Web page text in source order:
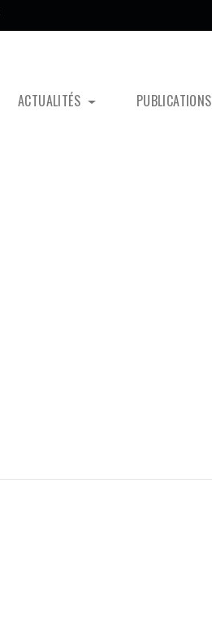
ACTUALITÉS PUBLICATIONS